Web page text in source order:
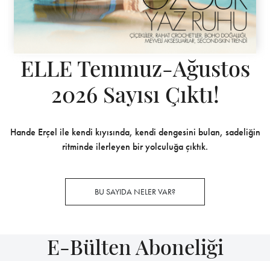
ELLE Temmuz-Ağustos
2026 Sayısı Çıktı!
Hande Erçel ile kendi kıyısında, kendi dengesini bulan, sadeliğin
ritminde ilerleyen bir yolculuğa çıktık.
BU SAYIDA NELER VAR?
E-Bülten Aboneliği